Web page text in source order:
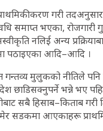
गरी
भएका, रोजगारी
नलिई अन्य
पठाइएका आदि–आदि ।
मुलुकको नीतिले पनि
देश छाडिसक्नुपर्ने भन्ने भए
सबै हिसाब–किताब
सडकमा आएकाहरू